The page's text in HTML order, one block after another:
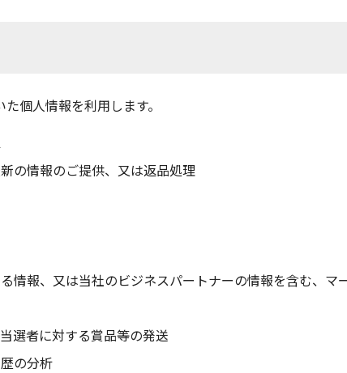
個人情報を利用します。
の情報のご提供、又は返品処理
情報、又は当社のビジネスパートナーの情報を含む、マ
選者に対する賞品等の発送
の分析